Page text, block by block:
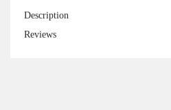
Description
Reviews